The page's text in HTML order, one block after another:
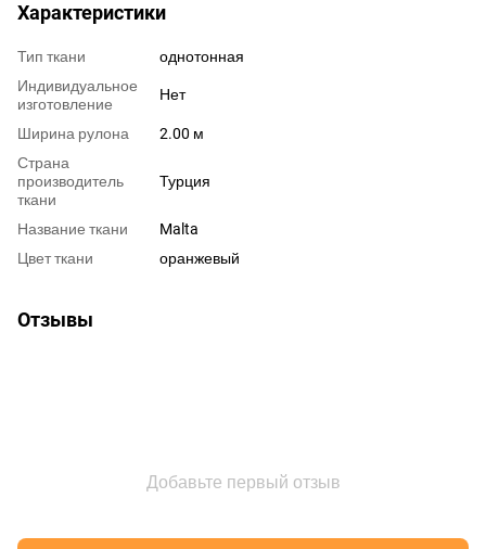
Характеристики
Тип ткани
однотонная
Индивидуальное
изготовление
Нет
Ширина рулона
2.00 м
Страна
производитель
ткани
Турция
Название ткани
Malta
Цвет ткани
оранжевый
Отзывы
Добавьте первый отзыв